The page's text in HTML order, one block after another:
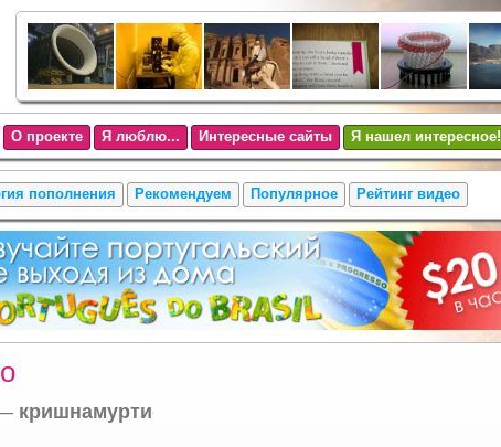
О проекте Я люблю... Интересные сайты Я нашел интересное!
пополнения Рекомендуем Популярное Рейтинг видео
кришнамурти